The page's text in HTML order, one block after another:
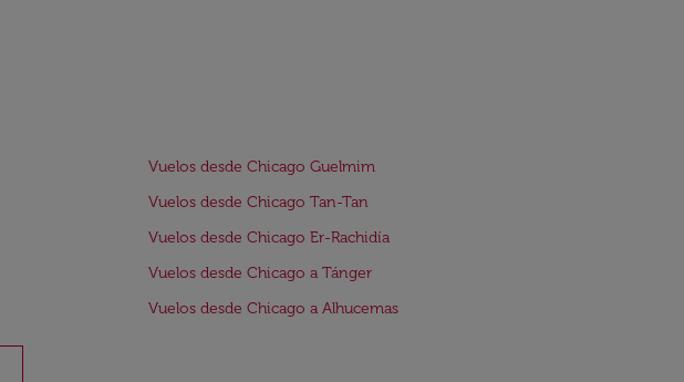
Vuelos desde Chicago Guelmim
Vuelos desde Chicago Tan-Tan
Vuelos desde Chicago Er-Rachidía
Vuelos desde Chicago a Tánger
Vuelos desde Chicago a Alhucemas